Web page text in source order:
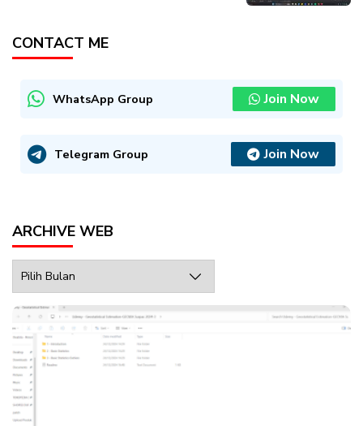
CONTACT ME
WhatsApp Group Join Now
Telegram Group Join Now
ARCHIVE WEB
Web